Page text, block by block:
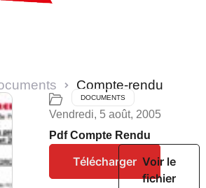
Compte-rendu
DOCUMENTS
Vendredi, 5 août, 2005
Pdf Compte Rendu
Télécharger Voir le
fichier